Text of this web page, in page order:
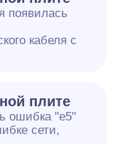
появилась
кабеля с
плите
ошибка "е5"
сети,